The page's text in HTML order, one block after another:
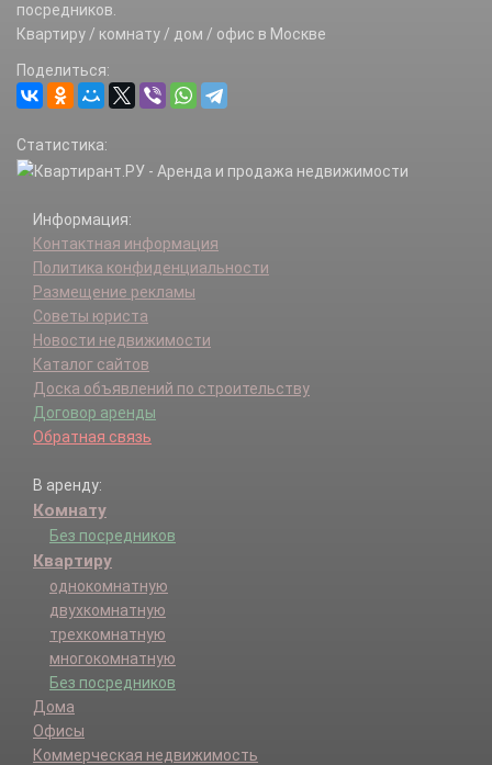
посредников.
Квартиру / комнату / дом / офис в Москве
Поделиться:
Статистика:
Информация:
Контактная информация
Политика конфиденциальности
Размещение рекламы
Советы юриста
Новости недвижимости
Каталог сайтов
Доска объявлений по строительству
Договор аренды
Обратная связь
В аренду:
Комнату
Без посредников
Квартиру
однокомнатную
двухкомнатную
трехкомнатную
многокомнатную
Без посредников
Дома
Офисы
Коммерческая недвижимость